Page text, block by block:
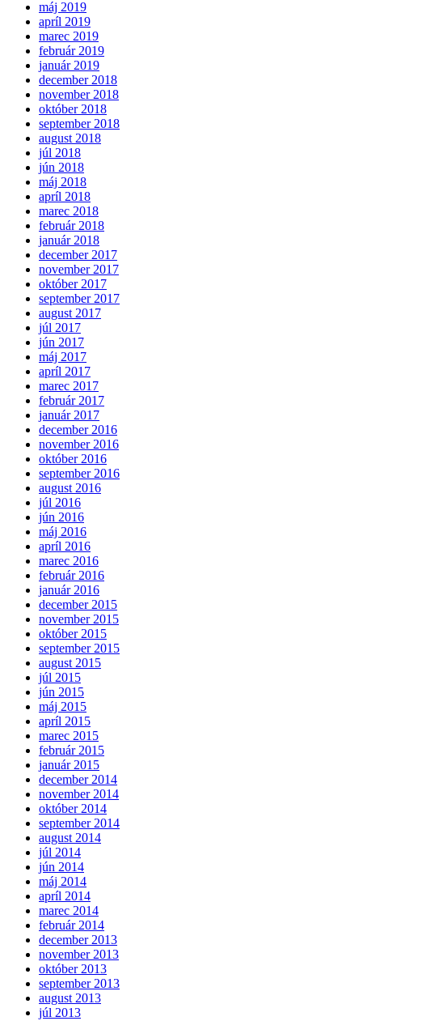
máj 2019
apríl 2019
marec 2019
február 2019
január 2019
december 2018
november 2018
október 2018
september 2018
august 2018
júl 2018
jún 2018
máj 2018
apríl 2018
marec 2018
február 2018
január 2018
december 2017
november 2017
október 2017
september 2017
august 2017
júl 2017
jún 2017
máj 2017
apríl 2017
marec 2017
február 2017
január 2017
december 2016
november 2016
október 2016
september 2016
august 2016
júl 2016
jún 2016
máj 2016
apríl 2016
marec 2016
február 2016
január 2016
december 2015
november 2015
október 2015
september 2015
august 2015
júl 2015
jún 2015
máj 2015
apríl 2015
marec 2015
február 2015
január 2015
december 2014
november 2014
október 2014
september 2014
august 2014
júl 2014
jún 2014
máj 2014
apríl 2014
marec 2014
február 2014
december 2013
november 2013
október 2013
september 2013
august 2013
júl 2013